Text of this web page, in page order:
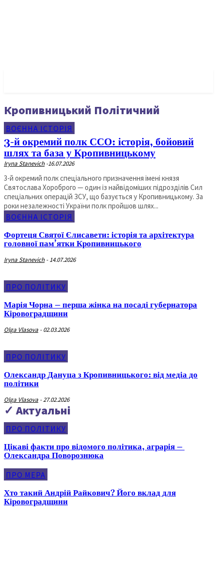
Кропивницький Політичний
ВОЄННА ІСТОРІЯ
3-й окремий полк ССО: історія, бойовий
шлях та база у Кропивницькому
Iryna Stanevich -16.07.2026
3-й окремий полк спеціального призначення імені князя
Святослава Хороброго — один із найвідоміших підрозділів Сил
спеціальних операцій ЗСУ, що базується у Кропивницькому. За
роки незалежності України полк пройшов шлях...
ВОЄННА ІСТОРІЯ
Фортеця Святої Єлисавети: історія та архітектура
головної пам’ятки Кропивницького
Iryna Stanevich - 14.07.2026
ПРО ПОЛІТИКУ
Марія Чорна – перша жінка на посаді губернатора
Кіровоградщини
Olga Vlasova - 02.03.2026
ПРО ПОЛІТИКУ
Олександр Дануца з Кропивницького: від медіа до
політики
Olga Vlasova -27.02.2026
✓ Актуальні
ПРО ПОЛІТИКУ
Цікаві факти про відомого політика, аграрія –
Олександра Поворознюка
ПРО МЕРА
Хто такий Андрій Райкович? Його вклад для
Кіровоградщини